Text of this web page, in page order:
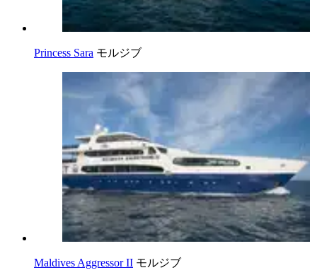
Princess Sara モルジブ
Maldives Aggressor II モルジブ